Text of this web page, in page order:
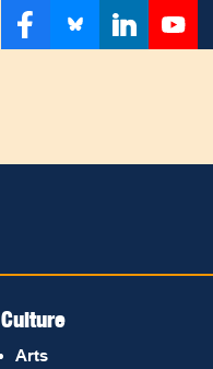
Culture
Arts